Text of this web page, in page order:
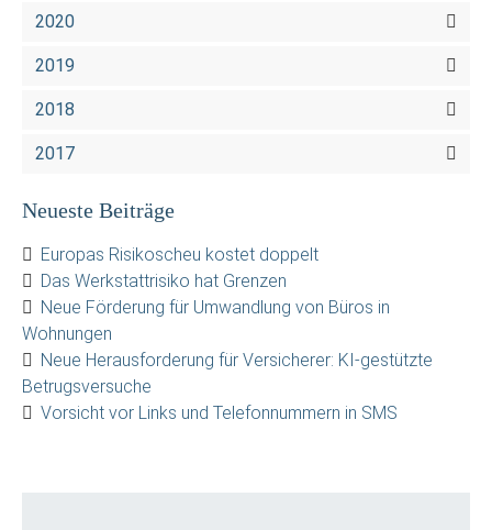
2020
2019
2018
2017
Neueste Beiträge
Europas Risikoscheu kostet doppelt
Das Werkstattrisiko hat Grenzen
Neue Förderung für Umwandlung von Büros in
Wohnungen
Neue Herausforderung für Versicherer: KI-gestützte
Betrugsversuche
Vorsicht vor Links und Telefonnummern in SMS